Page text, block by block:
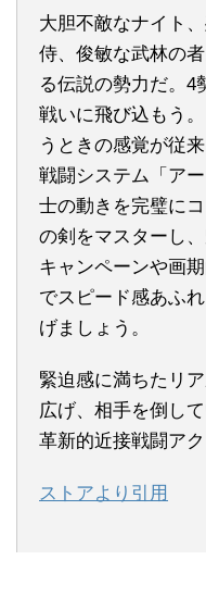
大胆不敵なナイト
侍、俊敏な武林の
る伝説の勢力だ。4
戦いに飛び込もう
うときの感覚が従
戦闘システム「ア
士の動きを完璧に
の剣をマスターし
キャンペーンや画
でスピード感あふ
げましょう。
緊迫感に満ちたリ
広げ、相手を倒し
革新的近接戦闘ア
ストアより引用